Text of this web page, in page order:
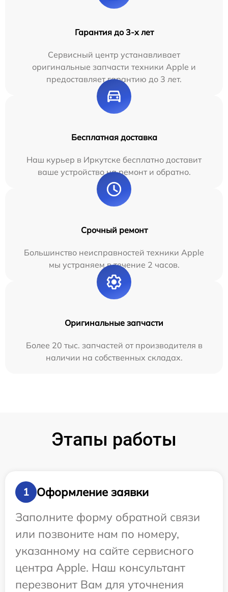
Гарантия до 3-х лет
Сервисный центр устанавливает
оригинальные запчасти техники Apple и
предоставляет гарантию до 3 лет.
Бесплатная доставка
Наш курьер в Иркутске бесплатно доставит
ваше устройство на ремонт и обратно.
Срочный ремонт
Большинство неисправностей техники Apple
мы устраняем в течение 2 часов.
Оригинальные запчасти
Более 20 тыс. запчастей от производителя в
наличии на собственных складах.
Этапы работы
1
Оформление заявки
Заполните форму обратной связи
или позвоните нам по номеру,
указанному на сайте сервисного
центра Apple. Наш консультант
перезвонит Вам для уточнения